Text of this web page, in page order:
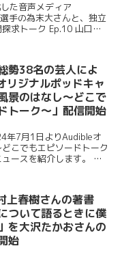
た音声メディア
手の為末大さんと、独立
求トーク Ep.10 山口周
勢38名の芸人によ
ジナルポッドキャ
景のはなし～どこで
トーク～」配信開始
年7月1日よりAudibleオ
こでもエピソードトーク
ースを紹介します。 吉
春樹さんの著書
ついて語るときに僕
を大沢たかおさんの
始